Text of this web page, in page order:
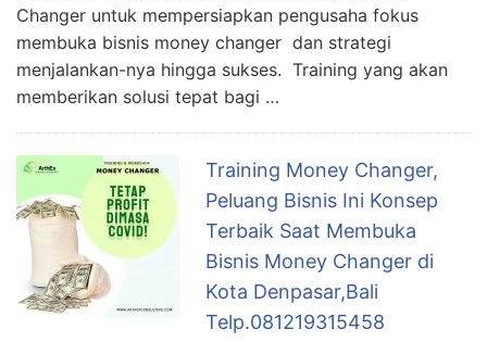
Changer untuk mempersiapkan pengusaha fokus
membuka bisnis money changer dan strategi
menjalankan-nya hingga sukses. Training yang akan
memberikan solusi tepat bagi …
Training Money Changer,
Peluang Bisnis Ini Konsep
Terbaik Saat Membuka
Bisnis Money Changer di
Kota Denpasar,Bali
Telp.081219315458